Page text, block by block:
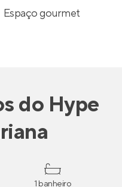
Espaço gourmet
do Hype
1 banheiro